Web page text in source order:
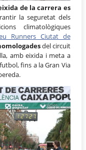
de la carrera es
la seguretat dels
climatològiques
Runners Ciutat de
del circuit
amb eixida i meta a
fins a la Gran Via